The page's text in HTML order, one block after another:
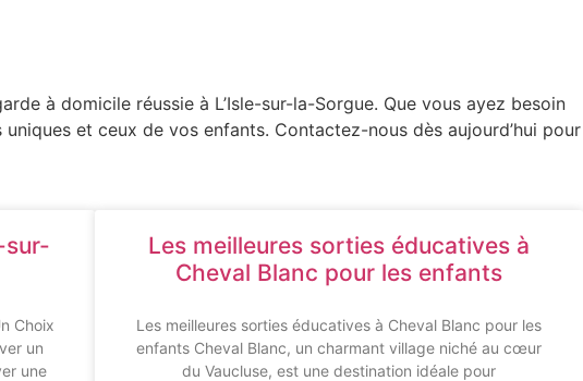
à domicile réussie à L’Isle-sur-la-Sorgue. Que vous ayez besoin
et ceux de vos enfants. Contactez-nous dès aujourd’hui pour
sur-
Choix
un
une
Les meilleures sorties éducatives à
Cheval Blanc pour les enfants
Les meilleures sorties éducatives à Cheval Blanc pour les
enfants Cheval Blanc, un charmant village niché au cœur
du Vaucluse, est une destination idéale pour